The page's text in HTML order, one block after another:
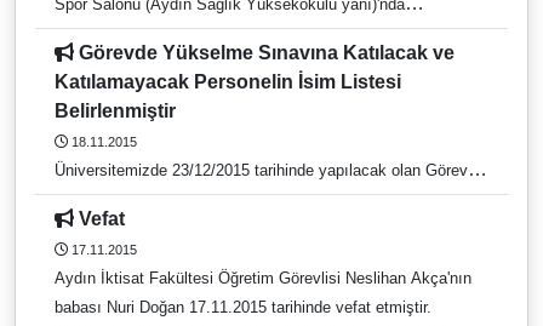
koordinatörü) erişimlerine açılmıştır. Giriş adresi:
http://obisnet.adu.edu.tr/adubys
Spor Salonu (Aydın Sağlık Yüksekokulu yanı)'nda
gerçekleşecektir.
Katılamayacak Personelin İsim Listesi
Belirlenmiştir
18.11.2015
Üniversitemizde 23/12/2015 tarihinde yapılacak olan Görevde
Yükselme Sınavına katılacak ve katılamayacak personelin
isim listesi belirlenmiştir. Sınava katılma hakkı kazanamayan
personelin 25/11/2015 tarihine kadar Personel Dairesi
Başkanlığına itiraz etme hakkı bulunmaktadır.
Vefat
17.11.2015
Aydın İktisat Fakültesi Öğretim Görevlisi Neslihan Akça'nın
babası Nuri Doğan 17.11.2015 tarihinde vefat etmiştir.